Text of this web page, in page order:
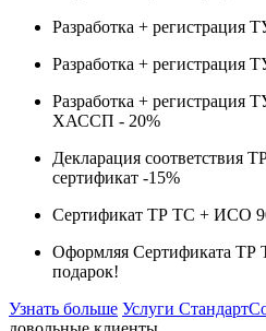
Разработка + регистрация
Разработка + регистрация
Разработка + регистрация
ХАССП - 20%
Декларация соответствия
сертификат -15%
Сертификат ТР ТС + ИСО
Оформляя Сертификата ТР
подарок!
Узнать больше Услуги